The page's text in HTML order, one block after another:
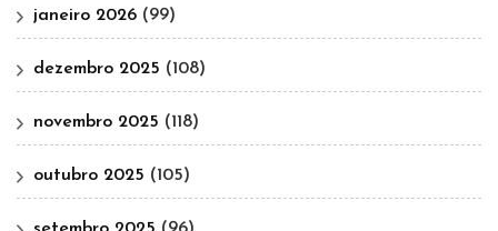
janeiro 2026 (99)
dezembro 2025 (108)
novembro 2025 (118)
outubro 2025 (105)